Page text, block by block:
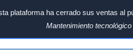
plataforma ha cerrado sus ventas al
Mantenimiento